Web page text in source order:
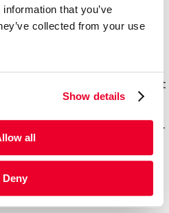
that you’ve
collected from your use
Show details
all
Deny
den einschlägigen
die Außenverpackung
UN3373) oder für
Etiketten sind transparent
der leeren PolyMed-
Das UN3373-Logo (Art.-
auf dieser Seite
Richtlinien von PostNL zu
spezielle Etiketten für den